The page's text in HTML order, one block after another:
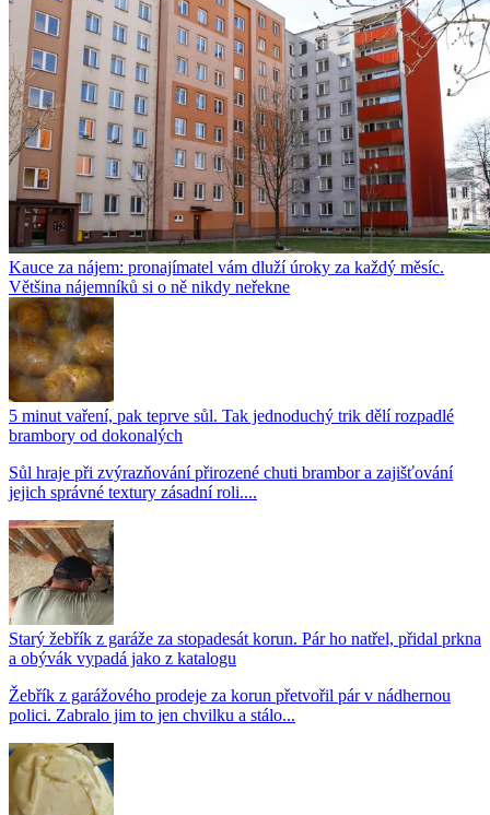
Kauce za nájem: pronajímatel vám dluží úroky za každý měsíc.
Většina nájemníků si o ně nikdy neřekne
5 minut vaření, pak teprve sůl. Tak jednoduchý trik dělí rozpadlé
brambory od dokonalých
Sůl hraje při zvýrazňování přirozené chuti brambor a zajišťování
jejich správné textury zásadní roli....
Starý žebřík z garáže za stopadesát korun. Pár ho natřel, přidal prkna
a obývák vypadá jako z katalogu
Žebřík z garážového prodeje za korun přetvořil pár v nádhernou
polici. Zabralo jim to jen chvilku a stálo...